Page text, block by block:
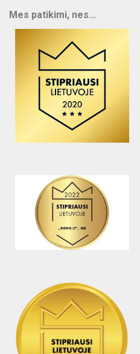
Mes patikimi, nes...